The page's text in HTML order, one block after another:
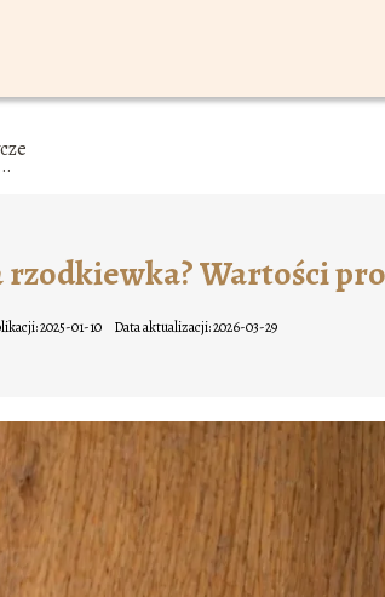
i
rzodkiewka? Wartości
2025-01-10 Data aktualizacji: 2026-03-29